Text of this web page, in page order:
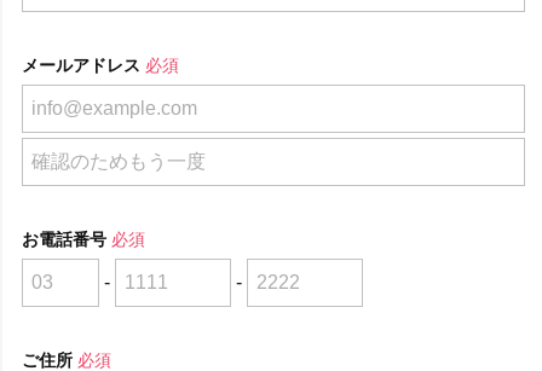
メールアドレス 必須
お電話番号 必須
- -
ご住所 必須